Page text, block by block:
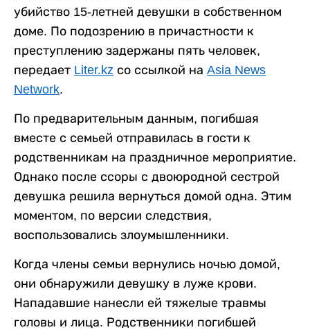
убийство 15-летней девушки в собственном
доме. По подозрению в причастности к
преступлению задержаны пять человек,
передает Liter.kz со ссылкой на Asia News
Network.
По предварительным данным, погибшая
вместе с семьей отправилась в гости к
родственникам на праздничное мероприятие.
Однако после ссоры с двоюродной сестрой
девушка решила вернуться домой одна. Этим
моментом, по версии следствия,
воспользовались злоумышленники.
Когда члены семьи вернулись ночью домой,
они обнаружили девушку в луже крови.
Нападавшие нанесли ей тяжелые травмы
головы и лица. Родственники погибшей